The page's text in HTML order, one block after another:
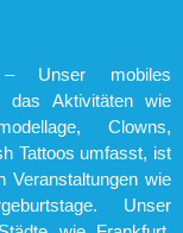
– Unser mobiles
das Aktivitäten wie
Clowns,
Tattoos umfasst, ist
Veranstaltungen wie
Unser